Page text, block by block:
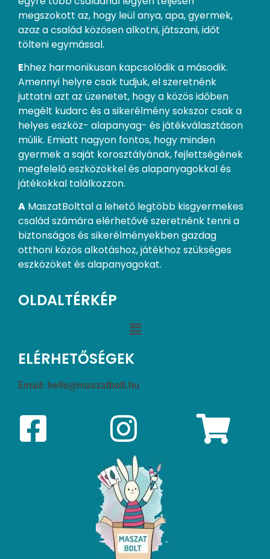
megszokott az, hogy leül anya, apa, gyermek,
azaz a család közösen alkotni, játszani, időt
tölteni egymással.
Ehhez harmonikusan kapcsolódik a második.
Amennyi helyre csak tudjuk, el szeretnénk
juttatni azt az üzenetet, hogy a közös időben
megélt kudarc és a sikerélmény sokszor csak a
helyes eszköz- alapanyag- és játékválasztáson
múlik. Emiatt nagyon fontos, hogy minden
gyermek a saját korosztályának, fejlettségének
megfelelő eszközökkel és alapanyagokkal és
játékokkal találkozzon.
A MaszatBolttal a lehető legtöbb kisgyermekes
család számára elérhetővé szeretnénk tenni a
biztonságos és sikerélményekben gazdag
otthoni közös alkotáshoz, játékhoz szükséges
eszközöket és alapanyagokat.
OLDALTÉRKÉP
ELÉRHETŐSÉGEK
Email: hello@maszatbolt.hu